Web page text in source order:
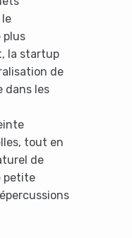
plus
la startup
de
dans les
tout en
de
petite